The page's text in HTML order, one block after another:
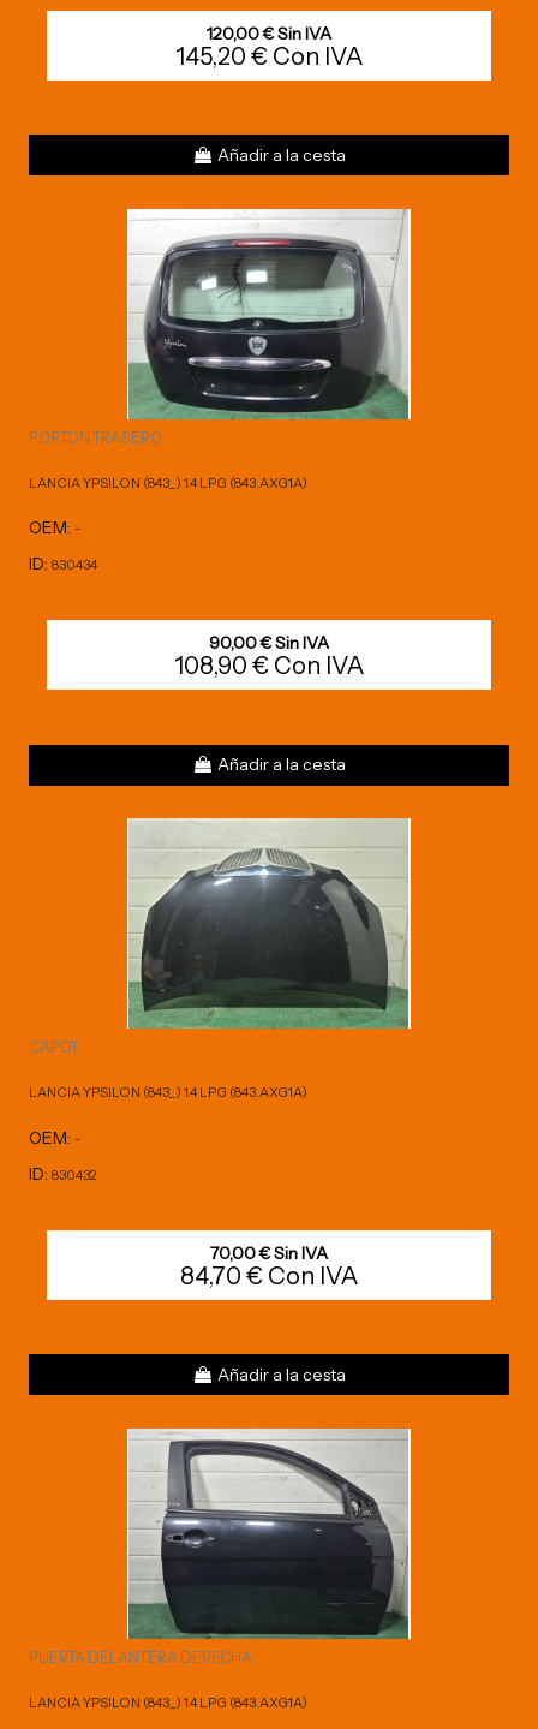
120,00 € Sin IVA
145,20 € Con IVA
Añadir a la cesta
PORTON TRASERO
LANCIA YPSILON (843_) 1.4 LPG (843.AXG1A)
OEM: -
ID: 830434
90,00 € Sin IVA
108,90 € Con IVA
Añadir a la cesta
CAPOT
LANCIA YPSILON (843_) 1.4 LPG (843.AXG1A)
OEM: -
ID: 830432
70,00 € Sin IVA
84,70 € Con IVA
Añadir a la cesta
PUERTA DELANTERA DERECHA
LANCIA YPSILON (843_) 1.4 LPG (843.AXG1A)